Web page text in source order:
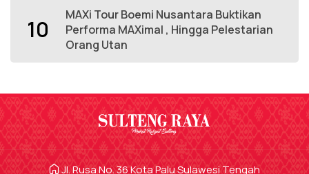
10
MAXi Tour Boemi Nusantara Buktikan
Performa MAXimal , Hingga Pelestarian
Orang Utan
Jl. Rusa No. 36 Kota Palu Sulawesi Tengah